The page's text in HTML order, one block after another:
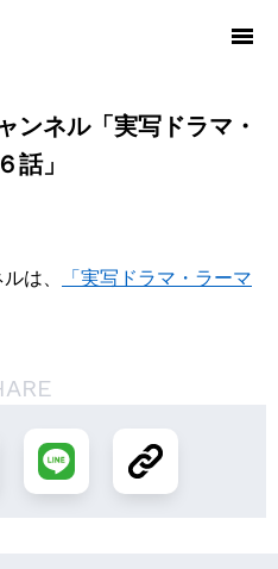
ンネル「実写ドラマ・
」
は、
「実写ドラマ・ラーマ